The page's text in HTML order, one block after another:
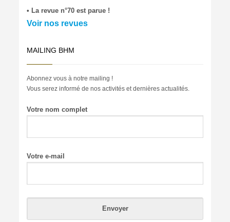
• La revue n°70 est parue !
Voir nos revues
MAILING BHM
Abonnez vous à notre mailing !
Vous serez informé de nos activités et dernières actualités.
Votre nom complet
Votre e-mail